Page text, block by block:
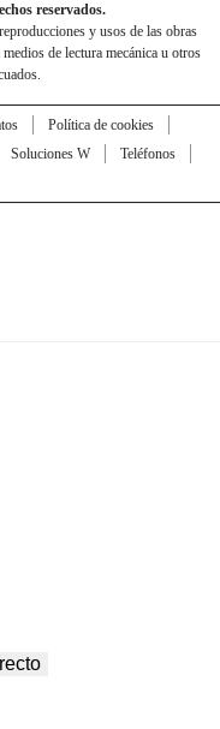
reservados.
y usos de las obras
de lectura mecánica u otros
Política de cookies
Soluciones W
Teléfonos